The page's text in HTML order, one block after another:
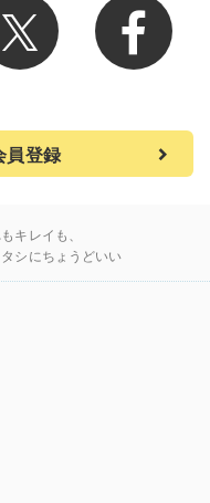
員登録
キレイも、
シにちょうどいい